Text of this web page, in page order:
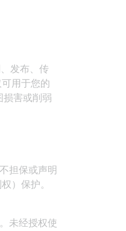
发布、传
用于您的
损害或削弱
担保或声明
）保护。
未经授权使